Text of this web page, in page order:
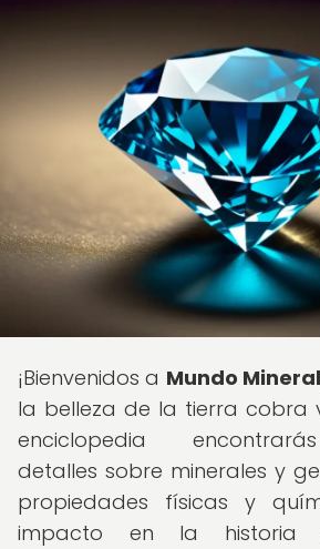
¡Bienvenidos a Mundo
la belleza de la tierra cobra
enciclopedia
detalles sobre minerales y
propiedades físicas y
impacto en la historia